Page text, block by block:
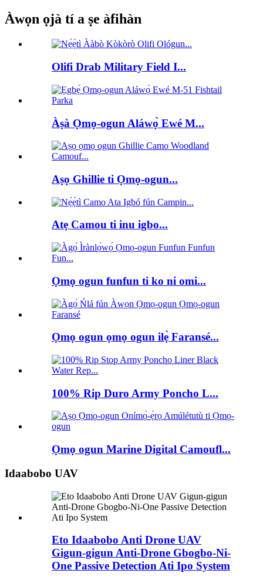
Àwọn ọjà tí a ṣe àfihàn
Olifi Drab Military Field I...
Àṣà Ọmọ-ogun Aláwọ̀ Ewé M...
Aṣọ Ghillie ti Ọmọ-ogun...
Atẹ Camou ti inu igbo...
Ọmọ ogun funfun ti ko ni omi...
Ọmọ ogun ọmọ ogun ilẹ̀ Faransé...
100% Rip Duro Army Poncho L...
Ọmọ ogun Marine Digital Camoufl...
Idaabobo UAV
Eto Idaabobo Anti Drone UAV
Gigun-gigun Anti-Drone Gbogbo-Ni-
One Passive Detection Ati Ipo System